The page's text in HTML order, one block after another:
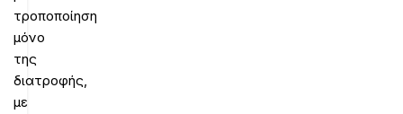
τροποποίηση
μόνο
της
διατροφής,
με